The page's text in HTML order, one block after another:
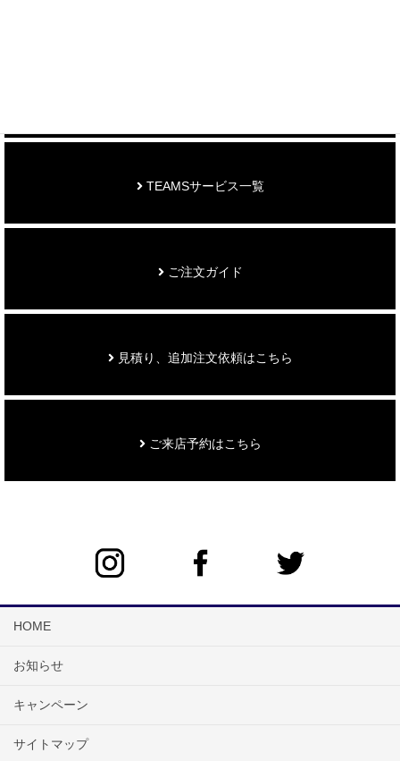
TEAMSサービス一覧
ご注文ガイド
見積り、追加注文依頼はこちら
ご来店予約はこちら
HOME
お知らせ
キャンペーン
サイトマップ